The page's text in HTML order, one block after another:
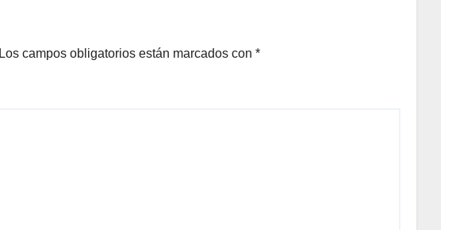
Los campos obligatorios están marcados con *